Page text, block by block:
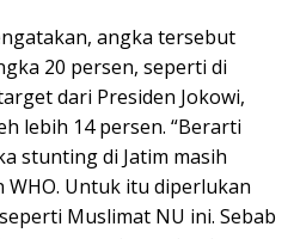
angka tersebut
20 persen, seperti di
dari Presiden Jokowi,
lebih 14 persen. “Berarti
stunting di Jatim masih
WHO. Untuk itu diperlukan
Muslimat NU ini. Sebab